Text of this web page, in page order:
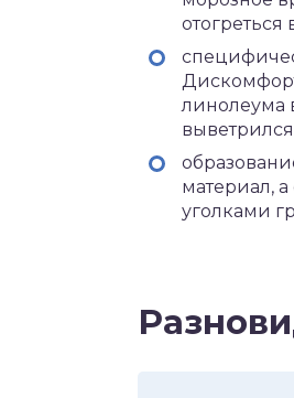
линолеума
материал,
уголками